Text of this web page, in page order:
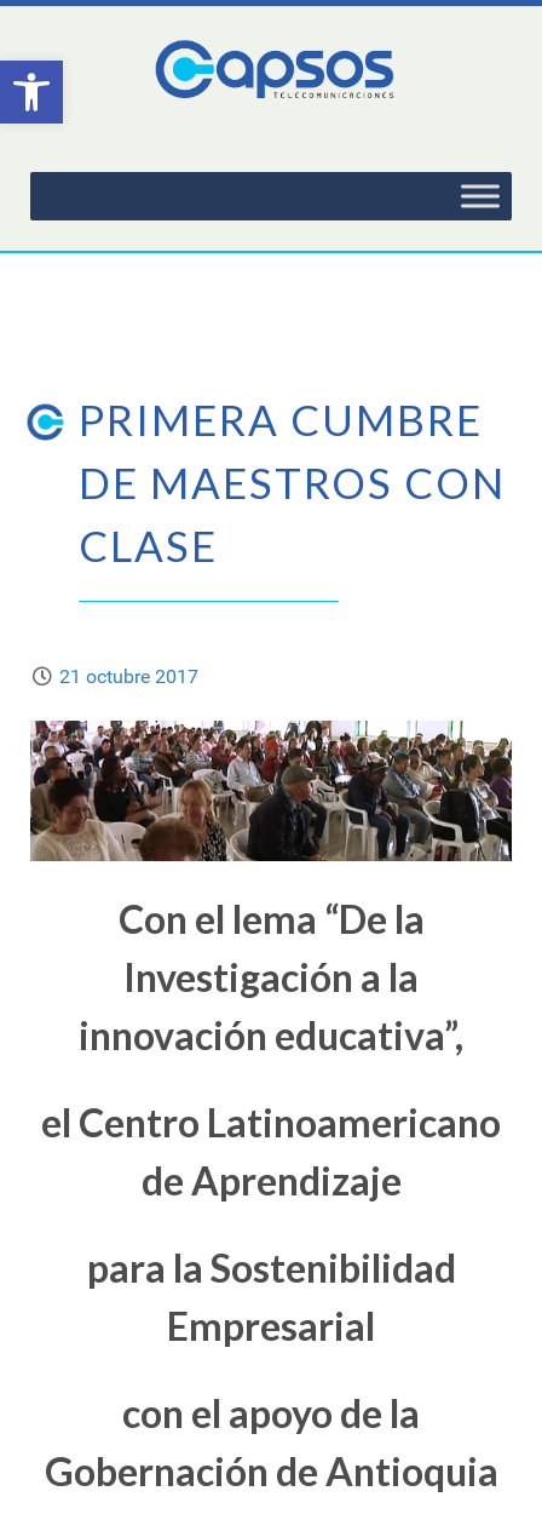
Abrir barra de herramientas
PRIMERA CUMBRE
DE MAESTROS CON
CLASE
21 octubre 2017
Con el lema “De la
Investigación a la
innovación educativa”,
el Centro Latinoamericano
de Aprendizaje
para la Sostenibilidad
Empresarial
con el apoyo de la
Gobernación de Antioquia